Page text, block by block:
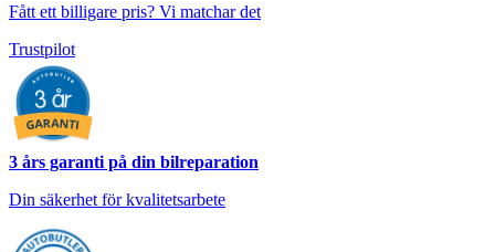
Fått ett billigare pris? Vi matchar det
Trustpilot
3 års garanti på din bilreparation
Din säkerhet för kvalitetsarbete